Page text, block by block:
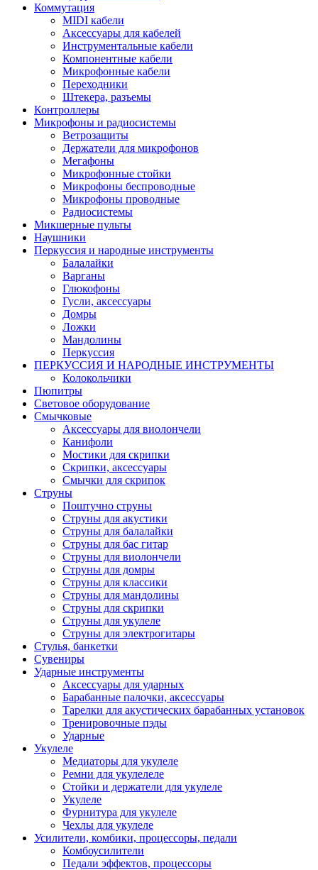
Коммутация
MIDI кабели
Аксессуары для кабелей
Инструментальные кабели
Компонентные кабели
Микрофонные кабели
Переходники
Штекера, разъемы
Контроллеры
Микрофоны и радиосистемы
Ветрозащиты
Держатели для микрофонов
Мегафоны
Микрофонные стойки
Микрофоны беспроводные
Микрофоны проводные
Радиосистемы
Микшерные пульты
Наушники
Перкуссия и народные инструменты
Балалайки
Варганы
Глюкофоны
Гусли, аксессуары
Домры
Ложки
Мандолины
Перкуссия
ПЕРКУССИЯ И НАРОДНЫЕ ИНСТРУМЕНТЫ
Колокольчики
Пюпитры
Световое оборудование
Смычковые
Аксессуары для виолончели
Канифоли
Мостики для скрипки
Скрипки, аксессуары
Смычки для скрипок
Струны
Поштучно струны
Струны для акустики
Струны для балалайки
Струны для бас гитар
Струны для виолончели
Струны для домры
Струны для классики
Струны для мандолины
Струны для скрипки
Струны для укулеле
Струны для электрогитары
Стулья, банкетки
Сувениры
Ударные инструменты
Аксессуары для ударных
Барабанные палочки, аксессуары
Тарелки для акустических барабанных установок
Тренировочные пэды
Ударные
Укулеле
Медиаторы для укулеле
Ремни для укулелеле
Стойки и держатели для укулеле
Укулеле
Фурнитура для укулеле
Чехлы для укулеле
Усилители, комбики, процессоры, педали
Комбоусилители
Педали эффектов, процессоры